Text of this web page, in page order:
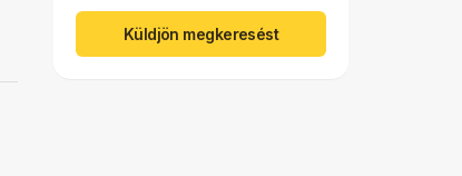
Küldjön megkeresést